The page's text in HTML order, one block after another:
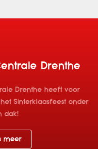
Drenthe
Drenthe heeft voor
Sinterklaasfeest onder
dak!
meer